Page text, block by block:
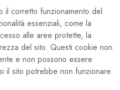
il corretto funzionamento del
essenziali, come la
alle aree protette, la
del sito. Questi cookie non
e non possono essere
il sito potrebbe non funzionare